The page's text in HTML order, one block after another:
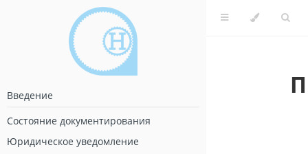
Введение
Состояние документирования
Юридическое уведомление